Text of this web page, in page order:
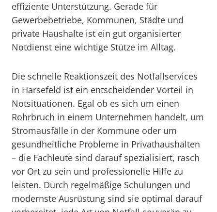
effiziente Unterstützung. Gerade für
Gewerbebetriebe, Kommunen, Städte und
private Haushalte ist ein gut organisierter
Notdienst eine wichtige Stütze im Alltag.
Die schnelle Reaktionszeit des Notfallservices
in Harsefeld ist ein entscheidender Vorteil in
Notsituationen. Egal ob es sich um einen
Rohrbruch in einem Unternehmen handelt, um
Stromausfälle in der Kommune oder um
gesundheitliche Probleme in Privathaushalten
– die Fachleute sind darauf spezialisiert, rasch
vor Ort zu sein und professionelle Hilfe zu
leisten. Durch regelmäßige Schulungen und
modernste Ausrüstung sind sie optimal darauf